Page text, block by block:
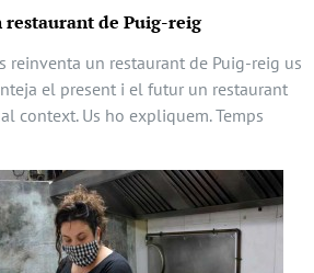
de Puig-reig
reinventa un restaurant de Puig-reig us
el present i el futur un restaurant
context. Us ho expliquem. Temps